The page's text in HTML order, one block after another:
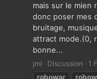
mais sur le mien
donc poser mes
bruitage,
attract mode.(0,
bonne...
jml Discussion 1
robowar